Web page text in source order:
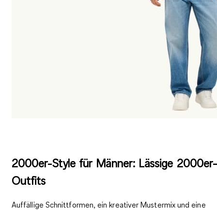
2000er-Style für Männer: Lässige 2000er-
Outfits
Auffällige Schnittformen, ein kreativer Mustermix und eine